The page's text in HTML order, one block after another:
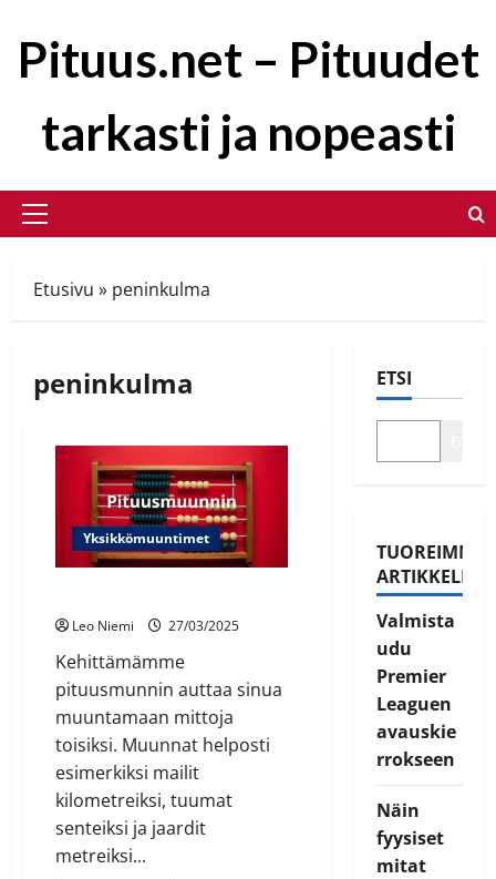
content
Pituus.net – Pituudet
tarkasti ja nopeasti
Primary
Etusivu » peninkulma
peninkulma
Yksikkömuuntimet
Leo Niemi 27/03/2025
Kehittämämme
pituusmunnin auttaa sinua
muuntamaan mittoja
toisiksi. Muunnat helposti
esimerkiksi mailit
kilometreiksi, tuumat
senteiksi ja jaardit
metreiksi...
ETSI
TUOREIMMAT
ARTIKKELIT
Valmista
udu
Premier
Leaguen
avauskie
rrokseen
Näin
fyysiset
mitat